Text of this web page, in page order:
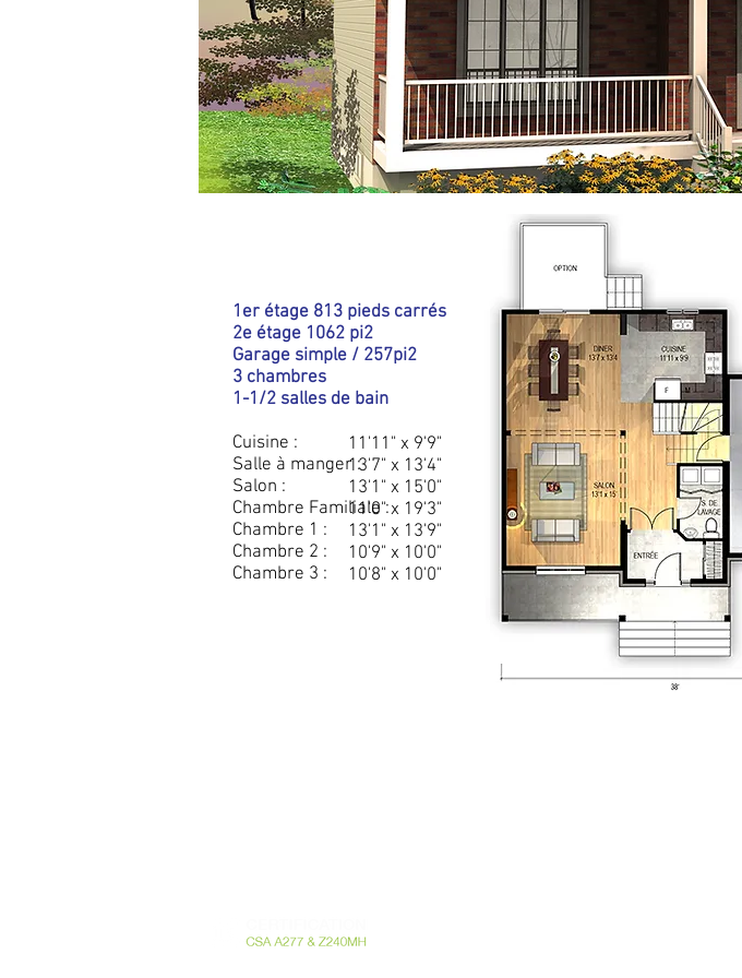
1er étage 813 pieds carrés
2e étage 1062 pi2
Garage simple / 257pi2
3 chambres
1-1/2 salles de bain
Cuisine :
Salle à manger :
Salon :
Chambre Familiale :
Chambre 1 :
Chambre 2 :
Chambre 3 :
11'11" x 9'9"
13'7" x 13'4"
13'1" x 15'0"
11'0" x 19'3"
13'1" x 13'9"
10'9" x 10'0"
10'8" x 10'0"